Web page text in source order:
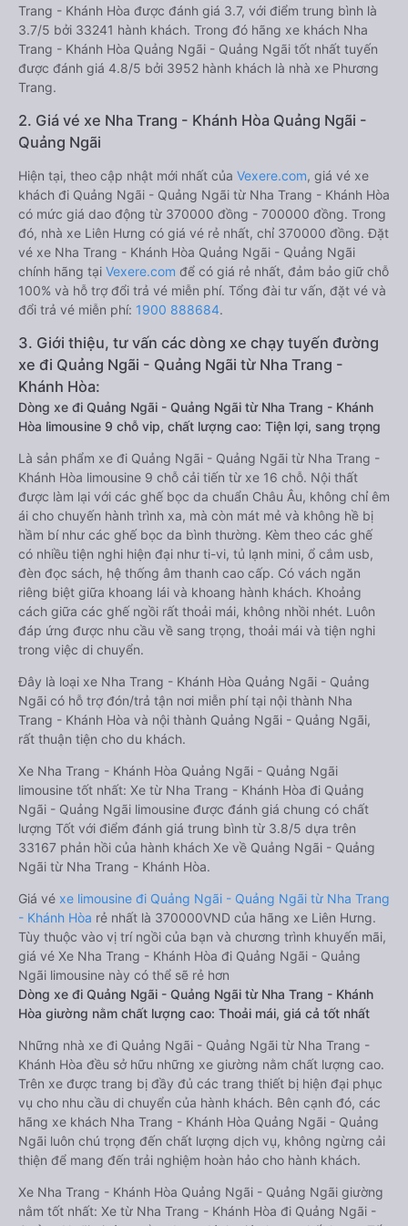
Trang - Khánh Hòa được đánh giá 3.7, với điểm trung bình là
3.7/5 bởi 33241 hành khách. Trong đó hãng xe khách Nha
Trang - Khánh Hòa Quảng Ngãi - Quảng Ngãi tốt nhất tuyến
được đánh giá 4.8/5 bởi 3952 hành khách là nhà xe Phương
Trang.
2. Giá vé xe Nha Trang - Khánh Hòa Quảng Ngãi -
Quảng Ngãi
Hiện tại, theo cập nhật mới nhất của Vexere.com, giá vé xe
khách đi Quảng Ngãi - Quảng Ngãi từ Nha Trang - Khánh Hòa
có mức giá dao động từ 370000 đồng - 700000 đồng. Trong
đó, nhà xe Liên Hưng có giá vé rẻ nhất, chỉ 370000 đồng. Đặt
vé xe Nha Trang - Khánh Hòa Quảng Ngãi - Quảng Ngãi
chính hãng tại Vexere.com để có giá rẻ nhất, đảm bảo giữ chỗ
100% và hỗ trợ đổi trả vé miễn phí. Tổng đài tư vấn, đặt vé và
đổi trả vé miễn phí: 1900 888684.
3. Giới thiệu, tư vấn các dòng xe chạy tuyến đường
xe đi Quảng Ngãi - Quảng Ngãi từ Nha Trang -
Khánh Hòa:
Dòng xe đi Quảng Ngãi - Quảng Ngãi từ Nha Trang - Khánh
Hòa limousine 9 chỗ vip, chất lượng cao: Tiện lợi, sang trọng
Là sản phẩm xe đi Quảng Ngãi - Quảng Ngãi từ Nha Trang -
Khánh Hòa limousine 9 chỗ cải tiến từ xe 16 chỗ. Nội thất
được làm lại với các ghế bọc da chuẩn Châu Âu, không chỉ êm
ái cho chuyến hành trình xa, mà còn mát mẻ và không hề bị
hầm bí như các ghế bọc da bình thường. Kèm theo các ghế
có nhiều tiện nghi hiện đại như ti-vi, tủ lạnh mini, ổ cắm usb,
đèn đọc sách, hệ thống âm thanh cao cấp. Có vách ngăn
riêng biệt giữa khoang lái và khoang hành khách. Khoảng
cách giữa các ghế ngồi rất thoải mái, không nhồi nhét. Luôn
đáp ứng được nhu cầu về sang trọng, thoải mái và tiện nghi
trong việc di chuyển.
Đây là loại xe Nha Trang - Khánh Hòa Quảng Ngãi - Quảng
Ngãi có hỗ trợ đón/trả tận nơi miễn phí tại nội thành Nha
Trang - Khánh Hòa và nội thành Quảng Ngãi - Quảng Ngãi,
rất thuận tiện cho du khách.
Xe Nha Trang - Khánh Hòa Quảng Ngãi - Quảng Ngãi
limousine tốt nhất: Xe từ Nha Trang - Khánh Hòa đi Quảng
Ngãi - Quảng Ngãi limousine được đánh giá chung có chất
lượng Tốt với điểm đánh giá trung bình từ 3.8/5 dựa trên
33167 phản hồi của hành khách Xe về Quảng Ngãi - Quảng
Ngãi từ Nha Trang - Khánh Hòa.
Giá vé xe limousine đi Quảng Ngãi - Quảng Ngãi từ Nha Trang
- Khánh Hòa rẻ nhất là 370000VND của hãng xe Liên Hưng.
Tùy thuộc vào vị trí ngồi của bạn và chương trình khuyến mãi,
giá vé Xe Nha Trang - Khánh Hòa đi Quảng Ngãi - Quảng
Ngãi limousine này có thể sẽ rẻ hơn
Dòng xe đi Quảng Ngãi - Quảng Ngãi từ Nha Trang - Khánh
Hòa giường nằm chất lượng cao: Thoải mái, giá cả tốt nhất
Những nhà xe đi Quảng Ngãi - Quảng Ngãi từ Nha Trang -
Khánh Hòa đều sở hữu những xe giường nằm chất lượng cao.
Trên xe được trang bị đầy đủ các trang thiết bị hiện đại phục
vụ cho nhu cầu di chuyển của hành khách. Bên cạnh đó, các
hãng xe khách Nha Trang - Khánh Hòa Quảng Ngãi - Quảng
Ngãi luôn chú trọng đến chất lượng dịch vụ, không ngừng cải
thiện để mang đến trải nghiệm hoàn hảo cho hành khách.
Xe Nha Trang - Khánh Hòa Quảng Ngãi - Quảng Ngãi giường
nằm tốt nhất: Xe từ Nha Trang - Khánh Hòa đi Quảng Ngãi -